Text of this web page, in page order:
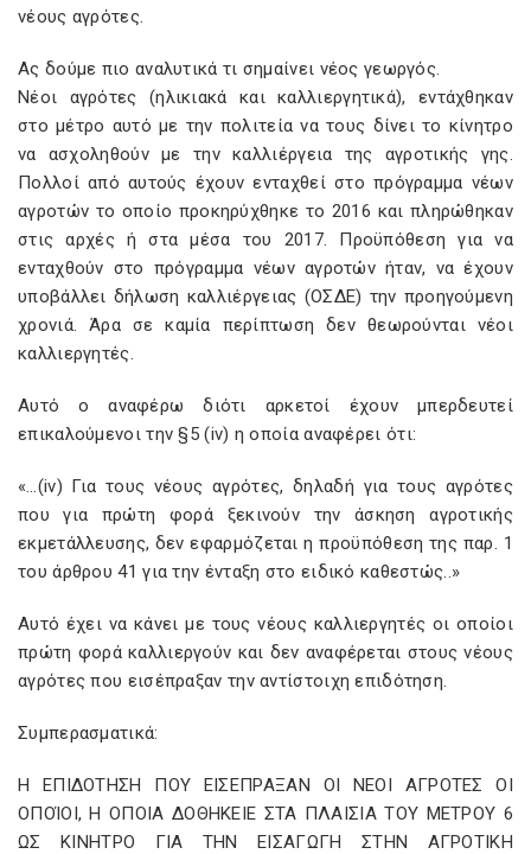
νέους αγρότες.
Ας δούμε πιο αναλυτικά τι σημαίνει νέος γεωργός.
Νέοι αγρότες (ηλικιακά και καλλιεργητικά), εντάχθηκαν
στο μέτρο αυτό με την πολιτεία να τους δίνει το κίνητρο
να ασχοληθούν με την καλλιέργεια της αγροτικής γης.
Πολλοί από αυτούς έχουν ενταχθεί στο πρόγραμμα νέων
αγροτών το οποίο προκηρύχθηκε το 2016 και πληρώθηκαν
στις αρχές ή στα μέσα του 2017. Προϋπόθεση για να
ενταχθούν στο πρόγραμμα νέων αγροτών ήταν, να έχουν
υποβάλλει δήλωση καλλιέργειας (ΟΣΔΕ) την προηγούμενη
χρονιά. Άρα σε καμία περίπτωση δεν θεωρούνται νέοι
καλλιεργητές.
Αυτό ο αναφέρω διότι αρκετοί έχουν μπερδευτεί
επικαλούμενοι την §5 (iv) η οποία αναφέρει ότι:
«…(iv) Για τους νέους αγρότες, δηλαδή για τους αγρότες
που για πρώτη φορά ξεκινούν την άσκηση αγροτικής
εκμετάλλευσης, δεν εφαρμόζεται η προϋπόθεση της παρ. 1
του άρθρου 41 για την ένταξη στο ειδικό καθεστώς..»
Αυτό έχει να κάνει με τους νέους καλλιεργητές οι οποίοι
πρώτη φορά καλλιεργούν και δεν αναφέρεται στους νέους
αγρότες που εισέπραξαν την αντίστοιχη επιδότηση.
Συμπερασματικά:
Η ΕΠΙΔΟΤΗΣΗ ΠΟΥ ΕΙΣΕΠΡΑΞΑΝ ΟΙ ΝΕΟΙ ΑΓΡΟΤΕΣ ΟΙ
ΟΠΟΊΟΙ, Η ΟΠΟΙΑ ΔΟΘΗΚΕΙΕ ΣΤΑ ΠΛΑΙΣΙΑ ΤΟΥ ΜΕΤΡΟΥ 6
ΩΣ ΚΙΝΗΤΡΟ ΓΙΑ ΤΗΝ ΕΙΣΑΓΩΓΗ ΣΤΗΝ ΑΓΡΟΤΙΚΗ